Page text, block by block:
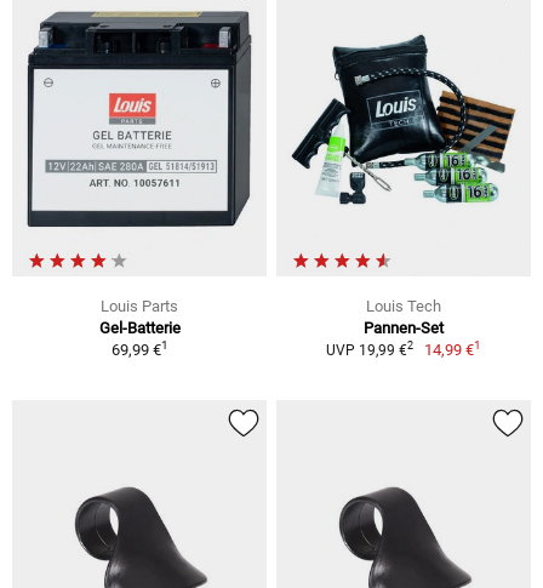
Louis Parts
Gel-Batterie
69,99 €1
Louis Tech
Pannen-Set
UVP 19,99 €2 14,99 €1